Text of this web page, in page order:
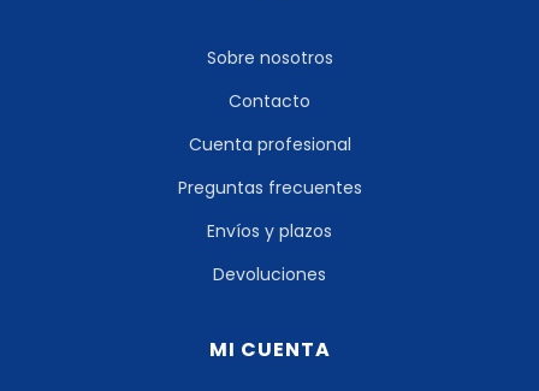
Sobre nosotros
Contacto
Cuenta profesional
Preguntas frecuentes
Envíos y plazos
Devoluciones
MI CUENTA